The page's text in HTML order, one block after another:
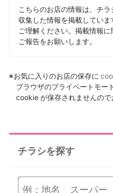
こちらのお店の情報は、チ
収集した情報を掲載してい
ご理解ください。掲載情報
ご報告をお願いします。
※お気に入りのお店の保存に
ブラウザのプライベートモー
cookie が保存されませんので
チラシを探す